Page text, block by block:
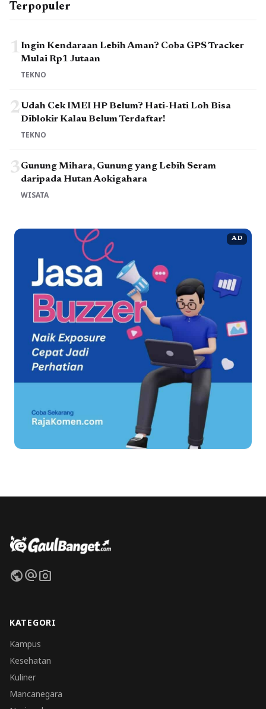
Terpopuler
1Ingin Kendaraan Lebih Aman? Coba GPS Tracker
Mulai Rp1 Jutaan
TEKNO
2Udah Cek IMEI HP Belum? Hati-Hati Loh Bisa
Diblokir Kalau Belum Terdaftar!
TEKNO
3Gunung Mihara, Gunung yang Lebih Seram
daripada Hutan Aokigahara
WISATA
AD
publicalternate_emailphoto_camera
KATEGORI
Kampus
Kesehatan
Kuliner
Mancanegara